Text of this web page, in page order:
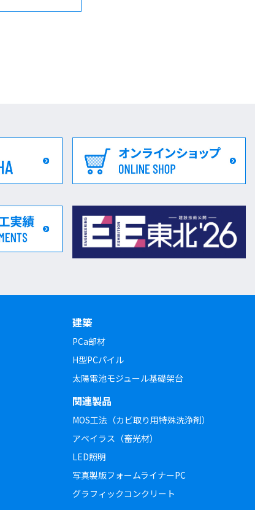
建築
PCa部材
H型PCパイル
太陽電池モジュール基礎架台
関連製品
MOS工法（カビ取り用特殊洗浄剤）
アベイラス（畜光材）
LED照明
写真製版フォームライナーPC
グラフィックコンクリート